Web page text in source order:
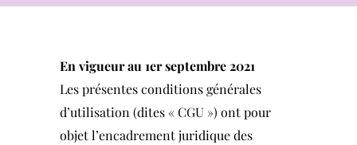
En vigueur au 1er septembre 2021
Les présentes conditions générales
d’utilisation (dites « CGU ») ont pour
objet l’encadrement juridique des